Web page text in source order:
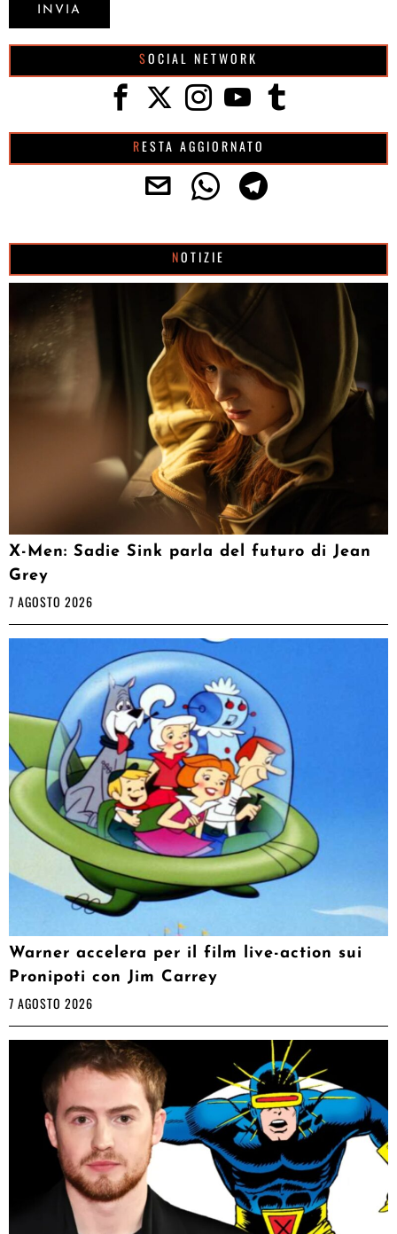
SOCIAL NETWORK
RESTA AGGIORNATO
NOTIZIE
X-Men: Sadie Sink parla del futuro di Jean
Grey
7 AGOSTO 2026
Warner accelera per il film live-action sui
Pronipoti con Jim Carrey
7 AGOSTO 2026